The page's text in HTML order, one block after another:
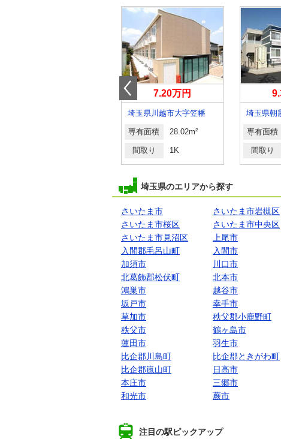
7.20万円
埼玉県川越市大字笠幡
専有面積 28.02m²
間取り 1K
埼玉県朝
専有面積
間取り
埼玉県のエリアから探す
さいたま市 さいたま市岩槻区
さいたま市桜区
さいたま市中央区
さいたま市見沼区
上尾市
入間郡毛呂山町
入間市
加須市
川口市
北葛飾郡松伏町
北本市
鴻巣市
越谷市
坂戸市
幸手市
草加市
秩父郡小鹿野町
秩父市
鶴ヶ島市
蓮田市
羽生市
比企郡川島町
比企郡ときがわ町
比企郡嵐山町
日高市
本庄市
三郷市
和光市
蕨市
注目の駅ピックアップ